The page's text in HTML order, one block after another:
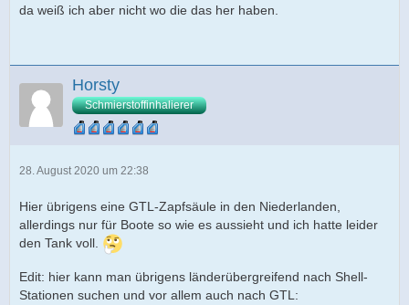
da weiß ich aber nicht wo die das her haben.
Horsty
Schmierstoffinhalierer
28. August 2020 um 22:38
Hier übrigens eine GTL-Zapfsäule in den Niederlanden,
allerdings nur für Boote so wie es aussieht und ich hatte leider
den Tank voll.
Edit: hier kann man übrigens länderübergreifend nach Shell-
Stationen suchen und vor allem auch nach GTL: